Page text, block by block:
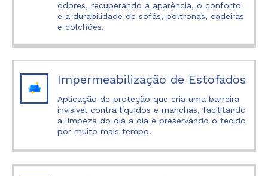
odores, recuperando a aparência, o conforto
e a durabilidade de sofás, poltronas, cadeiras
e colchões.
Impermeabilização de Estofados
Aplicação de proteção que cria uma barreira
invisível contra líquidos e manchas, facilitando
a limpeza do dia a dia e preservando o tecido
por muito mais tempo.